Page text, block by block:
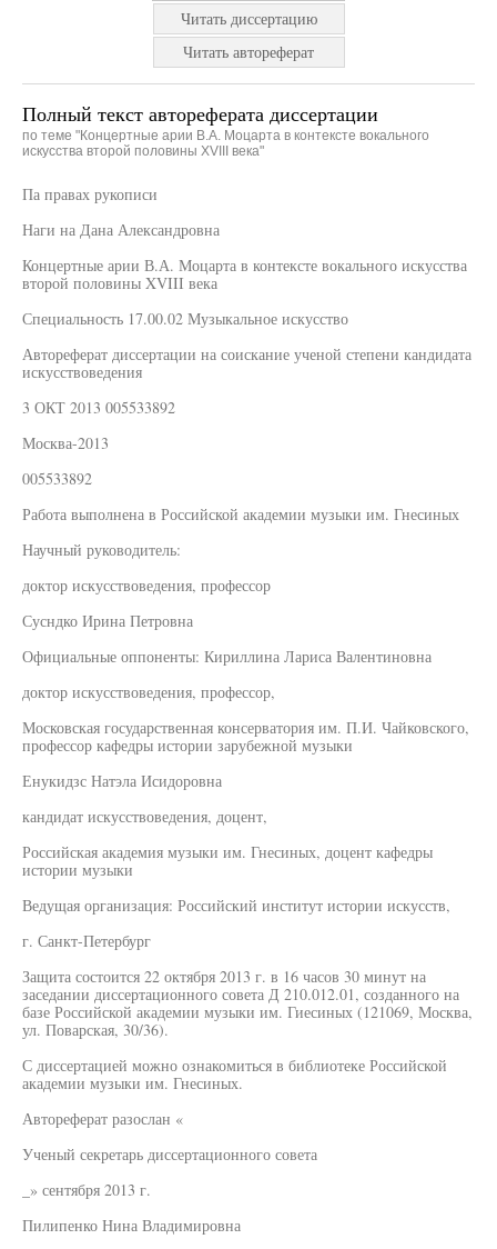
Читать диссертацию
Читать автореферат
Полный текст автореферата диссертации
по теме "Концертные арии В.А. Моцарта в контексте вокального
искусства второй половины XVIII века"
Па правах рукописи
Наги на Дана Александровна
Концертные арии В.А. Моцарта в контексте вокального искусства
второй половины XVIII века
Специальность 17.00.02 Музыкальное искусство
Автореферат диссертации на соискание ученой степени кандидата
искусствоведения
3 ОКТ 2013 005533892
Москва-2013
005533892
Работа выполнена в Российской академии музыки им. Гнесиных
Научный руководитель:
доктор искусствоведения, профессор
Сусндко Ирина Петровна
Официальные оппоненты: Кириллина Лариса Валентиновна
доктор искусствоведения, профессор,
Московская государственная консерватория им. П.И. Чайковского,
профессор кафедры истории зарубежной музыки
Енукидзс Натэла Исидоровна
кандидат искусствоведения, доцент,
Российская академия музыки им. Гнесиных, доцент кафедры
истории музыки
Ведущая организация: Российский институт истории искусств,
г. Санкт-Петербург
Защита состоится 22 октября 2013 г. в 16 часов 30 минут на
заседании диссертационного совета Д 210.012.01, созданного на
базе Российской академии музыки им. Гиесиных (121069, Москва,
ул. Поварская, 30/36).
С диссертацией можно ознакомиться в библиотеке Российской
академии музыки им. Гнесиных.
Автореферат разослан «
Ученый секретарь диссертационного совета
_» сентября 2013 г.
Пилипенко Нина Владимировна